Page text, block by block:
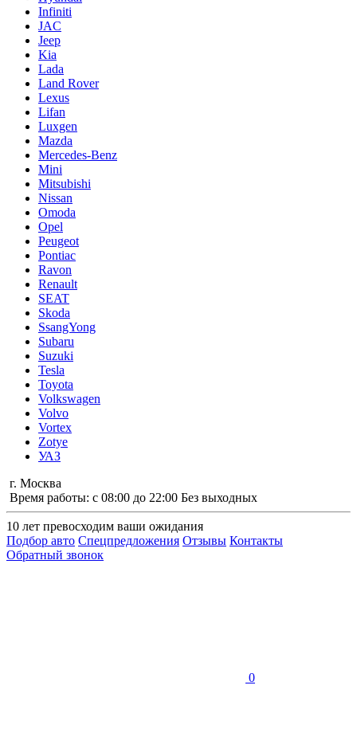
Infiniti
JAC
Jeep
Kia
Lada
Land Rover
Lexus
Lifan
Luxgen
Mazda
Mercedes-Benz
Mini
Mitsubishi
Nissan
Omoda
Opel
Peugeot
Pontiac
Ravon
Renault
SEAT
Skoda
SsangYong
Subaru
Suzuki
Tesla
Toyota
Volkswagen
Volvo
Vortex
Zotye
УАЗ
г. Москва
Время работы: с 08:00 до 22:00 Без выходных
10 лет превосходим ваши ожидания
Подбор авто Спецпредложения Отзывы Контакты
Обратный звонок
0